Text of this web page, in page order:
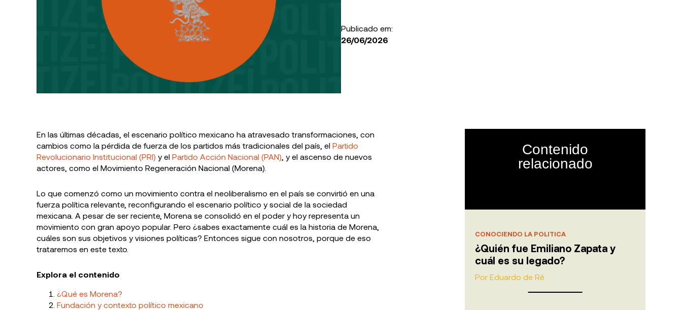
Zapata y cuál es su
legado?
México: historia,
ideología e impacto
historia, ideas y
Publicado em:
26/06/2026
En las últimas décadas, el escenario político mexicano ha atravesado transformaciones, con
cambios como la pérdida de fuerza de los partidos más tradicionales del país, el Partido
Revolucionario Institucional (PRI) y el Partido Acción Nacional (PAN) , y el ascenso de nuevos
actores, como el Movimiento Regeneración Nacional (Morena).
Lo que comenzó como un movimiento contra el neoliberalismo en el país se convirtió en una
fuerza política relevante, reconfigurando el escenario político y social de la sociedad
mexicana. A pesar de ser reciente, Morena se consolidó en el poder y hoy representa un
movimiento con gran apoyo popular. Pero ¿sabes exactamente cuál es la historia de Morena,
cuáles son sus objetivos y visiones políticas? Entonces sigue con nosotros, porque de eso
trataremos en este texto.
Explora el contenido
¿Qué es Morena?
Fundación y contexto político mexicano
Contenido
relacionado
CONOCIENDO LA POLITICA
¿Quién fue Emiliano Zapata y
cuál es su legado?
Por Eduardo de Rê